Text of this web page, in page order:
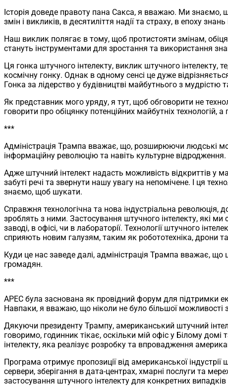
Історія доведе правоту пана Сакса, я вважаю. Ми знаємо,
змін і викликів, в десятиліття надії та страху, в епоху знань
Наш виклик полягає в тому, щоб протистояти змінам,
стануть інструментами для зростання та використання
Ця гонка штучного інтелекту, виклик штучного
космічну гонку. Однак в одному сенсі це дуже
Гонка за лідерство у будівництві майбутнього з мудрістю
Як представник мого уряду, я тут, щоб обговорити не
говорити про обіцянку потенційних майбутніх
***
Адміністрація Трампа вважає, що, розширюючи людські
інформаційну революцію та навіть культурне відродження.
Адже штучний інтелект надасть можливість відкриттів у
забуті речі та звернути нашу увагу на непомічене. І ця
знаємо, щоб шукати.
Справжня технологічна та нова індустріальна революція,
зроблять з ними. Застосування штучного інтелекту, які
заводі, в офісі, чи в лабораторії. Технології штучного
сприяють новим галузям, таким як робототехніка, дрони та
Куди це нас заведе далі, адміністрація Трампа вважає,
громадян.
***
APEC була заснована як провідний форум для підтримки
Навпаки, я вважаю, що ніколи не було більшої можливості
Дякуючи президенту Трампу, американський штучний
говоримо, годинник тікає, оскільки мій офіс у Білому
інтелекту, яка реалізує розробку та впровадження
Програма отримує пропозиції від американської
сервери, зберігання в дата-центрах, хмарні послуги та
застосування штучного інтелекту для конкретних